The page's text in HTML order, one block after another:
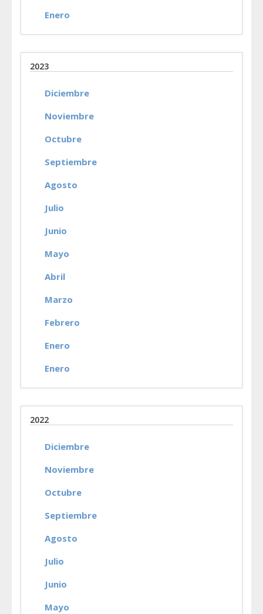
Enero
2023
Diciembre
Noviembre
Octubre
Septiembre
Agosto
Julio
Junio
Mayo
Abril
Marzo
Febrero
Enero
Enero
2022
Diciembre
Noviembre
Octubre
Septiembre
Agosto
Julio
Junio
Mayo